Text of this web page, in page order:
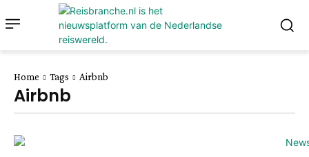
Home Tags Airbnb
Airbnb